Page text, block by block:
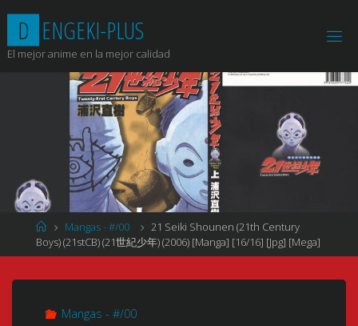
contenido
D ENGEKI-PLUS
El mejor anime en la mejor calidad
Página
de
Inicio
Mangas - #/00
21 Seiki Shounen (21th Century
Boys) (21stCB) (21世紀少年) (2006) [Manga] [16/16] [Jpg] [Mega]
Mangas - #/00